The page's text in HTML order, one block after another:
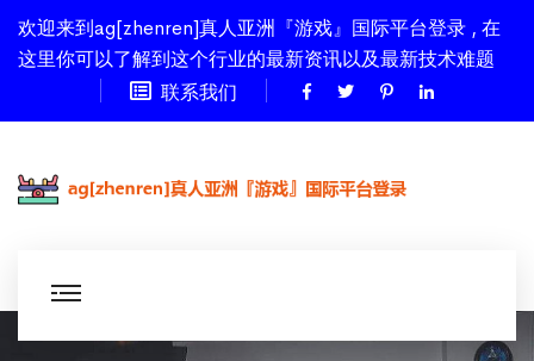
欢迎来到ag[zhenren]真人亚洲『游戏』国际平台登录 , 在
这里你可以了解到这个行业的最新资讯以及最新技术难题
联系我们